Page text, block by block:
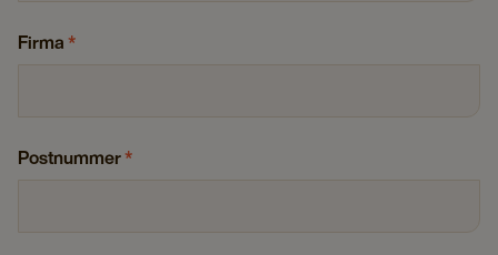
Firma*
Postnummer*